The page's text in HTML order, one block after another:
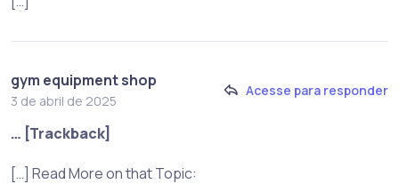
gym equipment shop
3 de abril de 2025
Acesse para responder
… [Trackback]
[…] Read More on that Topic: